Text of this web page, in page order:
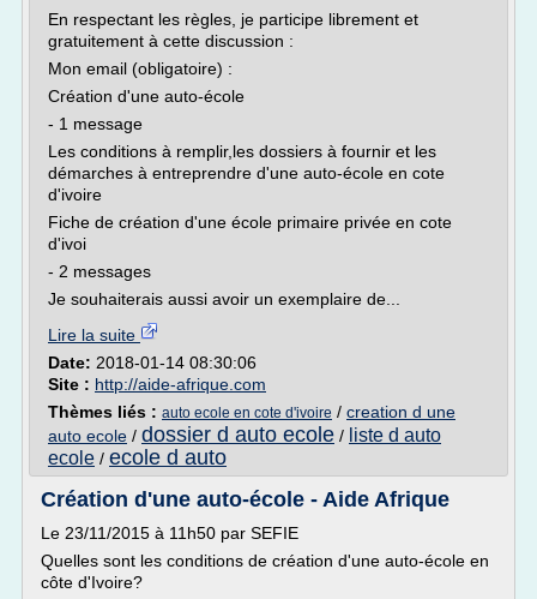
En respectant les règles, je participe librement et
gratuitement à cette discussion :
Mon email (obligatoire) :
Création d'une auto-école
- 1 message
Les conditions à remplir,les dossiers à fournir et les
démarches à entreprendre d'une auto-école en cote
d'ivoire
Fiche de création d'une école primaire privée en cote
d'ivoi
- 2 messages
Je souhaiterais aussi avoir un exemplaire de...
Lire la suite
Date: 2018-01-14 08:30:06
Site : http://aide-afrique.com
Thèmes liés : auto ecole en cote d'ivoire / creation d une
auto ecole / dossier d auto ecole / liste d auto
ecole / ecole d auto
Création d'une auto-école - Aide Afrique
Le 23/11/2015 à 11h50 par SEFIE
Quelles sont les conditions de création d'une auto-école en
côte d'Ivoire?